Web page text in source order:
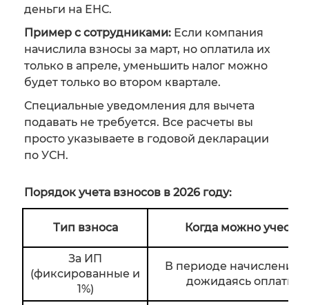
деньги на ЕНС.
Пример с сотрудниками: Если компания
начислила взносы за март, но оплатила их
только в апреле, уменьшить налог можно
будет только во втором квартале.
Специальные уведомления для вычета
подавать не требуется. Все расчеты вы
просто указываете в годовой декларации
по УСН.
Порядок учета взносов в 2026 году:
Тип взноса Когда можно учесть
За ИП
(фиксированные и
1%)
В периоде начисления
дожидаясь оплаты)